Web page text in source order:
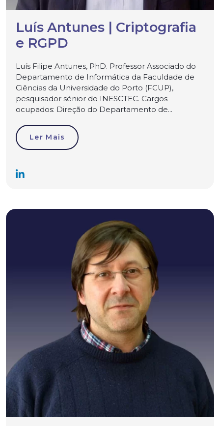
Luís Antunes | Criptografia
e RGPD
Luís Filipe Antunes, PhD. Professor Associado do
Departamento de Informática da Faculdade de
Ciências da Universidade do Porto (FCUP),
pesquisador sénior do INESCTEC. Cargos
ocupados: Direção do Departamento de...
Ler Mais